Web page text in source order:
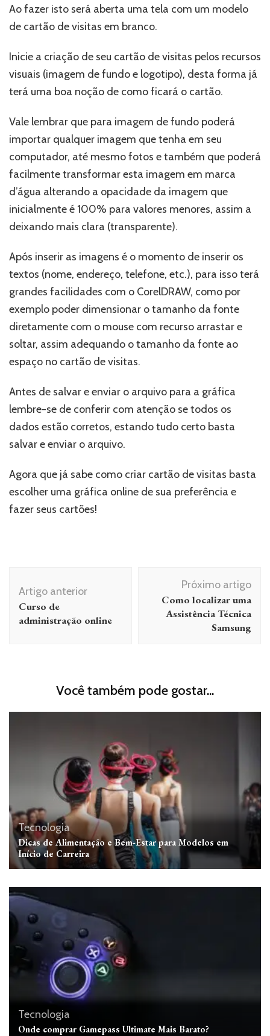
Ao fazer isto será aberta uma tela com um modelo
de cartão de visitas em branco.
Inicie a criação de seu cartão de visitas pelos recursos
visuais (imagem de fundo e logotipo), desta forma já
terá uma boa noção de como ficará o cartão.
Vale lembrar que para imagem de fundo poderá
importar qualquer imagem que tenha em seu
computador, até mesmo fotos e também que poderá
facilmente transformar esta imagem em marca
d’água alterando a opacidade da imagem que
inicialmente é 100% para valores menores, assim a
deixando mais clara (transparente).
Após inserir as imagens é o momento de inserir os
textos (nome, endereço, telefone, etc.), para isso terá
grandes facilidades com o CorelDRAW, como por
exemplo poder dimensionar o tamanho da fonte
diretamente com o mouse com recurso arrastar e
soltar, assim adequando o tamanho da fonte ao
espaço no cartão de visitas.
Antes de salvar e enviar o arquivo para a gráfica
lembre-se de conferir com atenção se todos os
dados estão corretos, estando tudo certo basta
salvar e enviar o arquivo.
Agora que já sabe como criar cartão de visitas basta
escolher uma gráfica online de sua preferência e
fazer seus cartões!
de
post
Artigo anterior
Curso de
administração online
Próximo artigo
Como localizar uma
Assistência Técnica
Samsung
Você também pode gostar...
Tecnologia
Dicas de Alimentação e Bem-Estar para Modelos em
Início de Carreira
Tecnologia
Onde comprar Gamepass Ultimate Mais Barato?